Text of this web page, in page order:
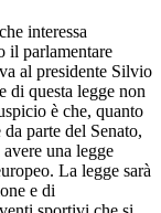
interessa
il parlamentare
al presidente Silvio
di questa legge non
è che, quanto
parte del Senato,
una legge
La legge sarà
e di